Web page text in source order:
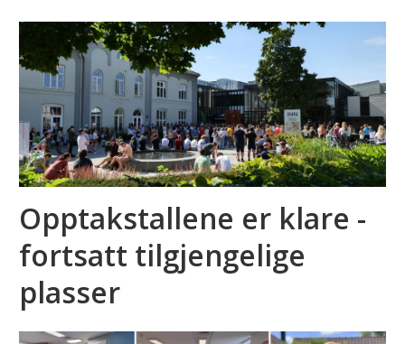
Opptakstallene er klare -
fortsatt tilgjengelige
plasser